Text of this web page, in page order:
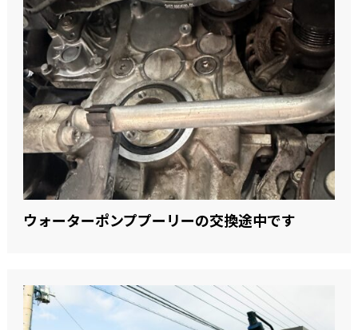
ウォーターポンププーリーの交換途中です